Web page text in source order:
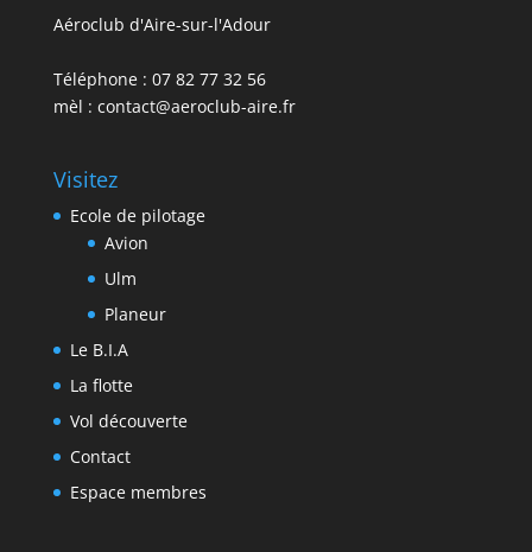
Aéroclub d'Aire-sur-l'Adour
Téléphone : 07 82 77 32 56
mèl : contact@aeroclub-aire.fr
Visitez
Ecole de pilotage
Avion
Ulm
Planeur
Le B.I.A
La flotte
Vol découverte
Contact
Espace membres